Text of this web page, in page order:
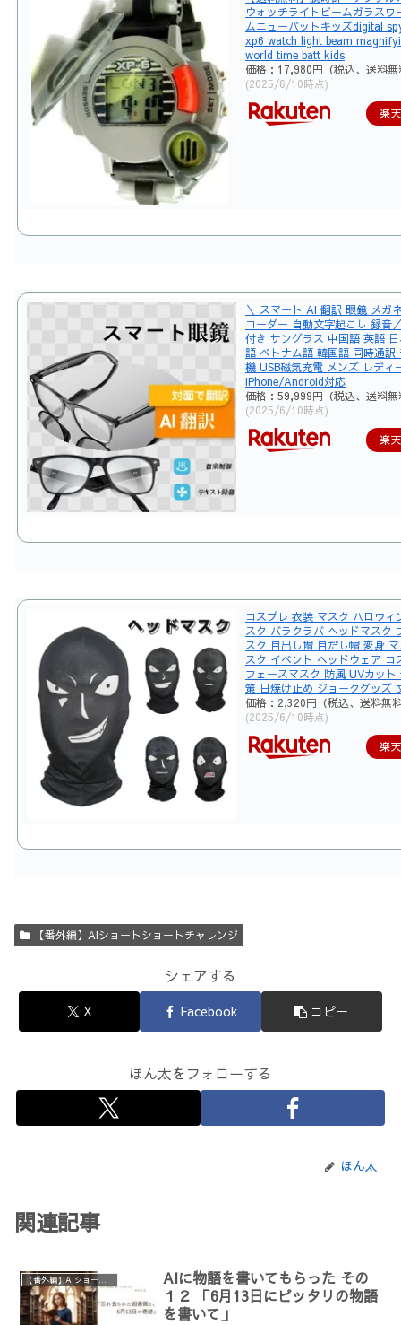
ウォッチライトビームガラスワ
ムニューバットキッズdigital
xp6 watch light beam
world time batt kids
価格：17,980円（税込、送料無
(2025/6/10時点)
楽
＼ スマート AI 翻訳 眼鏡 メガ
コーダー 自動文字起こし 録音
付き サングラス 中国語 英語
語 ベトナム語 韓国語 同時通訳
機 USB磁気充電 メンズ レディ
iPhone/Android対応
価格：59,999円（税込、送料無
(2025/6/10時点)
楽
コスプレ 衣装 マスク ハロウィ
スク バラクラバ ヘッドマスク
スク 目出し帽 目だし帽 変身
スク イベント ヘッドウェア コ
フェースマスク 防風 UVカット
策 日焼け止め ジョークグッズ
価格：2,320円（税込、送料無
(2025/6/10時点)
楽
【番外編】AIショートショートチャレンジ
シェアする
X Facebook コピー
ほん太をフォローする
ほん太
関連記事
AIに物語を書いてもらった その
１２ 「6月13日にピッタリの物語
を書いて」